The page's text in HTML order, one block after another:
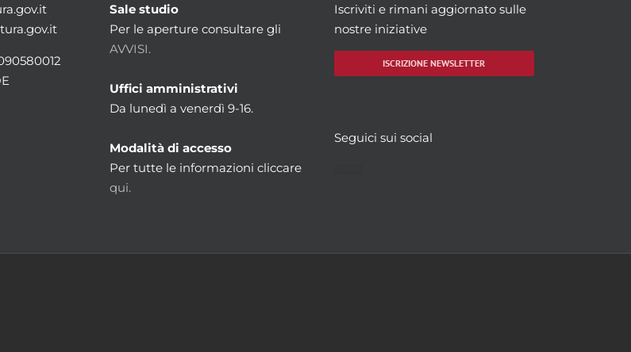
Sale studio
Per le aperture consultare gli
AVVISI.
Uffici amministrativi
Da lunedì a venerdì 9-16.
Modalità di accesso
Per tutte le informazioni cliccare
qui.
Iscriviti e rimani aggiornato sulle
nostre iniziative
ISCRIZIONE NEWSLETTER
Seguici sui social